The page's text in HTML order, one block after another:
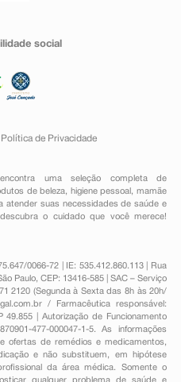
social
Política de Privacidade
uma seleção completa de
de beleza, higiene pessoal ,mamãe
atender suas necessidades de saúde e
o cuidado que você merece!
0066-72 | IE: 535.412.860.113 | Rua
Paulo, CEP: 13416-585 | SAC – Serviço
2120 (Segunda à Sexta das 8h às 20h/
/ Farmacêutica responsável:
| Autorização de Funcionamento
477-000047-1-5. As informações
ofertas de remédios e medicamentos,
e não substituem, em hipótese
da área médica. Somente o
qualquer problema de saúde e